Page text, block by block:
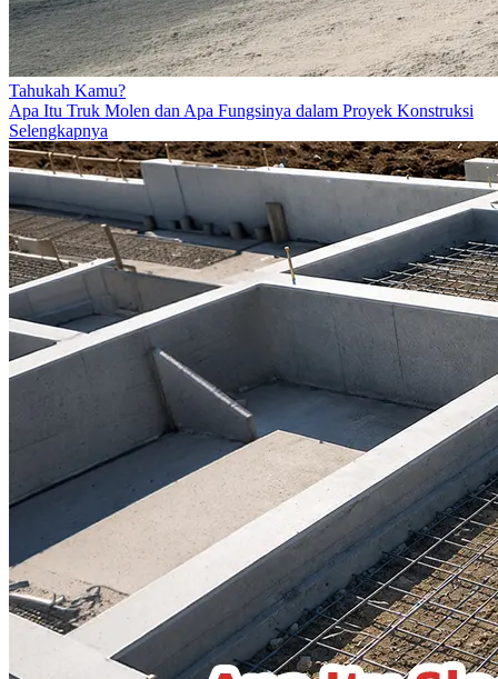
Tahukah Kamu?
Apa Itu Truk Molen dan Apa Fungsinya dalam Proyek Konstruksi
Selengkapnya